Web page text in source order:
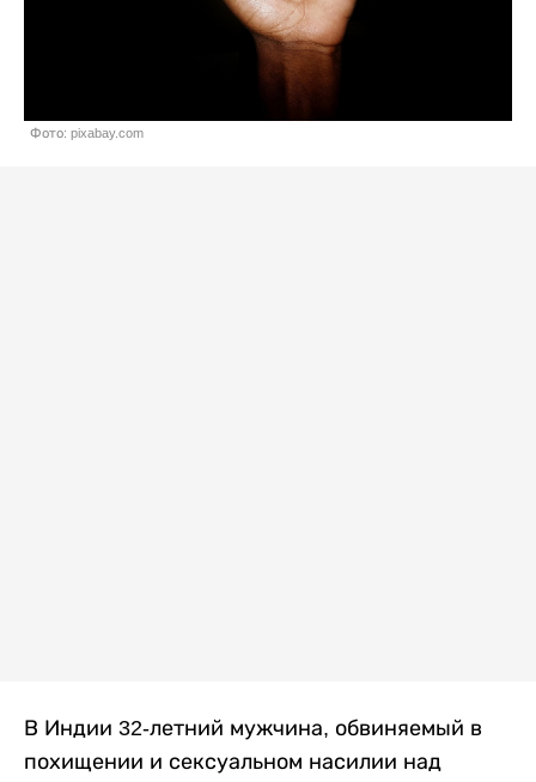
Фото: pixabay.com
В Индии 32-летний мужчина, обвиняемый в
похищении и сексуальном насилии над